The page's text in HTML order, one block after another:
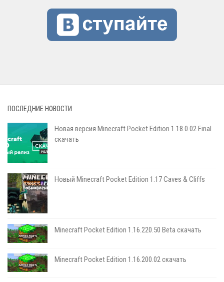
ПОСЛЕДНИЕ НОВОСТИ
Новая версия Minecraft Pocket Edition 1.18.0.02 Final
скачать
Новый Minecraft Pocket Edition 1.17 Сaves & Cliffs
Minecraft Pocket Edition 1.16.220.50 Beta скачать
Minecraft Pocket Edition 1.16.200.02 скачать